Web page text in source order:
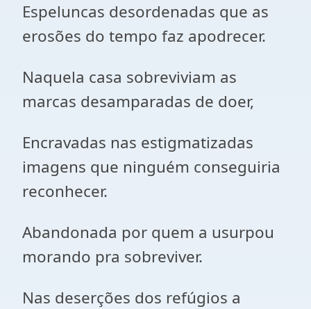
Espeluncas desordenadas que as
erosões do tempo faz apodrecer.
Naquela casa sobreviviam as
marcas desamparadas de doer,
Encravadas nas estigmatizadas
imagens que ninguém conseguiria
reconhecer.
Abandonada por quem a usurpou
morando pra sobreviver.
Nas deserções dos refúgios a